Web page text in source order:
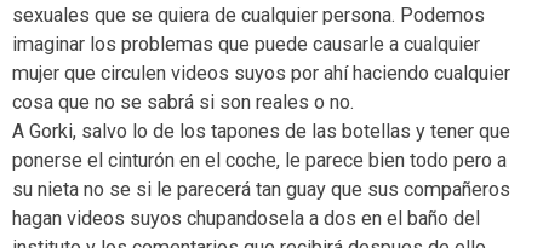
sexuales que se quiera de cualquier persona. Podemos
imaginar los problemas que puede causarle a cualquier
mujer que circulen videos suyos por ahí haciendo cualquier
cosa que no se sabrá si son reales o no.
A Gorki, salvo lo de los tapones de las botellas y tener que
ponerse el cinturón en el coche, le parece bien todo pero a
su nieta no se si le parecerá tan guay que sus compañeros
hagan videos suyos chupandosela a dos en el baño del